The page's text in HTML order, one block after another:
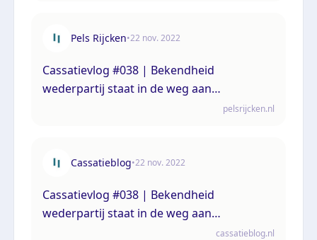
Pels Rijcken•22 nov. 2022
Cassatievlog #038 | Bekendheid
wederpartij staat in de weg aan
vernietiging algemene voorwaardenpelsrijcken.nl
Cassatieblog•22 nov. 2022
Cassatievlog #038 | Bekendheid
wederpartij staat in de weg aan
vernietiging algemene voorwaardencassatieblog.nl